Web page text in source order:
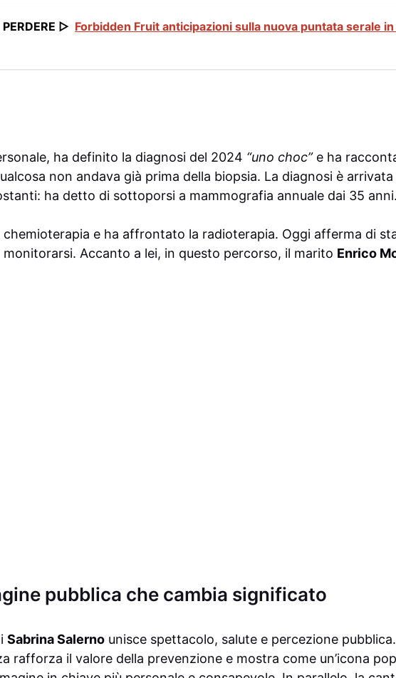
PERDERE ▷ Forbidden Fruit anticipazioni sulla nuova puntata serale in
ha definito la diagnosi del 2024 “uno choc”e ha
non andava già prima della biopsia. La diagnosi è
ha detto di sottoporsi a mammografia annuale dai 35 anni.
chemioterapia e ha affrontato la radioterapia. Oggi afferma di
Accanto a lei, in questo percorso, il marito Enrico
pubblica che cambia significato
Sabrina Salerno unisce spettacolo, salute e percezione
rafforza il valore della prevenzione e mostra come un’icona